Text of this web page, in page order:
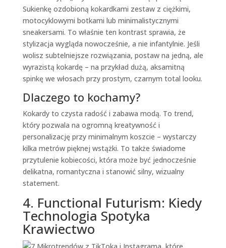
Sukienkę ozdobioną kokardkami zestaw z ciężkimi,
motocyklowymi botkami lub minimalistycznymi
sneakersami. To właśnie ten kontrast sprawia, że
stylizacja wygląda nowocześnie, a nie infantylnie. Jeśli
wolisz subtelniejsze rozwiązania, postaw na jedną, ale
wyrazistą kokardę – na przykład dużą, aksamitną
spinkę we włosach przy prostym, czarnym total looku.
Dlaczego to kochamy?
Kokardy to czysta radość i zabawa modą. To trend,
który pozwala na ogromną kreatywność i
personalizację przy minimalnym koszcie – wystarczy
kilka metrów pięknej wstążki. To także świadome
przytulenie kobiecości, która może być jednocześnie
delikatna, romantyczna i stanowić silny, wizualny
statement.
4. Functional Futurism: Kiedy
Technologia Spotyka
Krawiectwo